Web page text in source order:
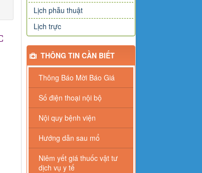
Lịch phẫu thuật
Lịch trực
THÔNG TIN CẦN BIẾT
Thông Báo Mời Báo Giá
Số điện thoại nội bộ
Nội quy bệnh viện
Hướng dẫn sau mổ
Niêm yết giá thuốc vật tư
dịch vụ y tế